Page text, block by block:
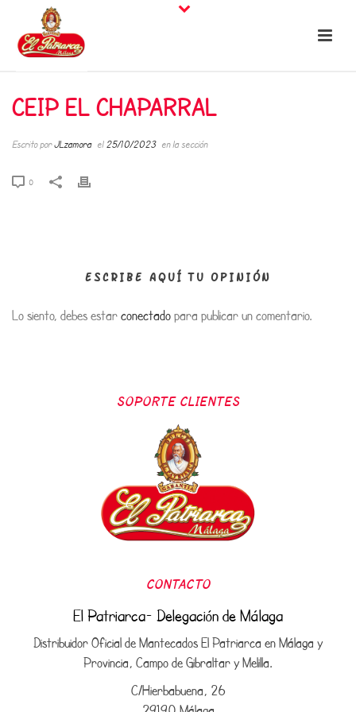
CEIP EL CHAPARRAL
Escrito porJLzamora el 25/10/2023 en la sección
0
ESCRIBE AQUÍ TU OPINIÓN
Lo siento, debes estarconectadopara publicar un comentario.
SOPORTE CLIENTES
CONTACTO
El Patriarca- Delegación de Málaga
Distribuidor Oficial de Mantecados El Patriarca en Málaga y
Provincia, Campo de Gibraltar y Melilla.
C/Hierbabuena, 26